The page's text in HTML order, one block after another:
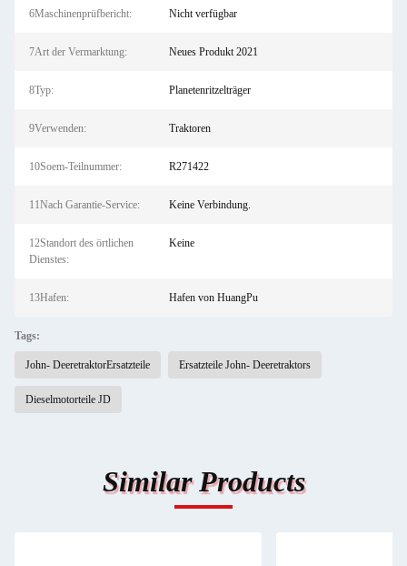
6Maschinenprüfbericht: Nicht verfügbar
7Art der Vermarktung: Neues Produkt 2021
8Typ: Planetenritzelträger
9Verwenden: Traktoren
10Soem-Teilnummer: R271422
11Nach Garantie-Service: Keine Verbindung.
12Standort des örtlichen
Dienstes:
Keine
13Hafen: Hafen von HuangPu
Tags:
John- DeeretraktorErsatzteile Ersatzteile John- Deeretraktors
Dieselmotorteile JD
Similar Products